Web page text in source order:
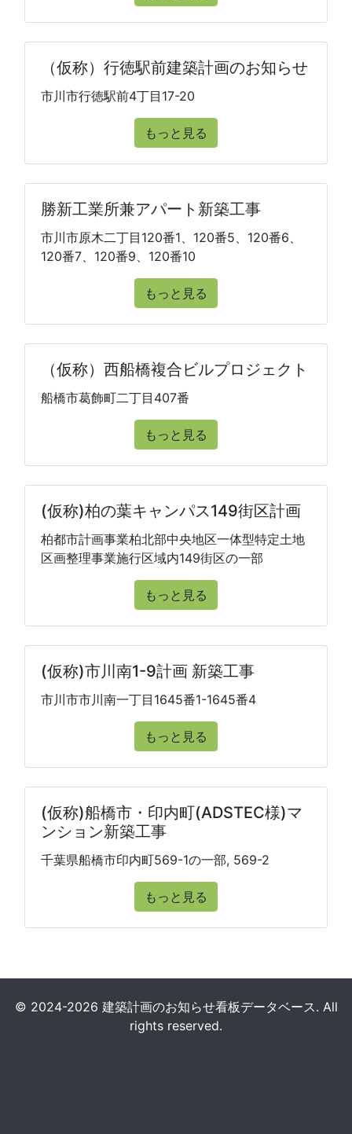
（仮称）行徳駅前建築計画のお知らせ
市川市行徳駅前4丁目17-20
もっと見る
勝新工業所兼アパート新築工事
市川市原木二丁目120番1、120番5、120番6、
120番7、120番9、120番10
もっと見る
（仮称）西船橋複合ビルプロジェクト
船橋市葛飾町二丁目407番
もっと見る
(仮称)柏の葉キャンパス149街区計画
柏都市計画事業柏北部中央地区一体型特定土地
区画整理事業施行区域内149街区の一部
もっと見る
(仮称)市川南1-9計画 新築工事
市川市市川南一丁目1645番1-1645番4
もっと見る
(仮称)船橋市・印内町(ADSTEC様)マ
ンション新築工事
千葉県船橋市印内町569-1の一部, 569-2
もっと見る
© 2024-2026 建築計画のお知らせ看板データベース. All
rights reserved.